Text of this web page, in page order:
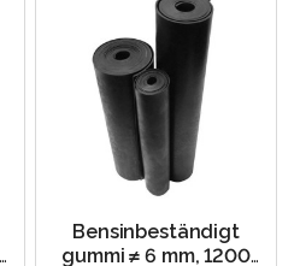
Bensinbeständigt
gummi ≠ 6 mm, 1200